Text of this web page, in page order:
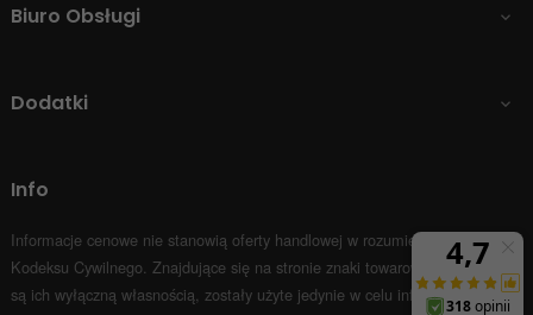
Biuro Obsługi 
Dodatki 
Info
Informacje cenowe nie stanowią oferty handlowej w rozumieniu Art.66 par.1
Kodeksu Cywilnego. Znajdujące się na stronie znaki towarowe i nazwy firm
są ich wyłączną własnością, zostały użyte jedynie w celu informacyjnym.